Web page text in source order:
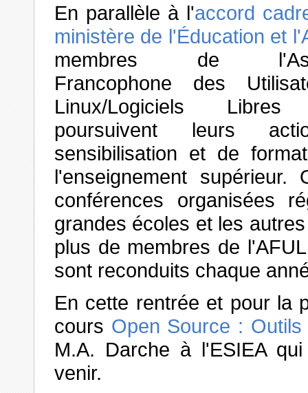
En parallèle à l'accord
ministère de l'Éducation et
membres de
Francophone des
Linux/Logiciels Libres
poursuivent leurs
sensibilisation et de
l'enseignement supérieur.
conférences organisées
grandes écoles et les
plus de membres de
sont reconduits chaque
En cette rentrée et pour la
cours Open Source :
M.A. Darche à l'ESIEA
venir.